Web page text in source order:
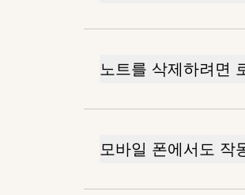
노트를 삭제하려면
모바일 폰에서도 작